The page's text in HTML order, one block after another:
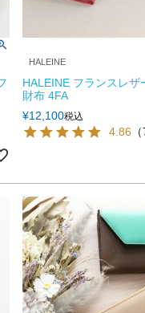
HALEINE
HALEINE フランスレ
財布 4FA
¥12,100税込
4.86